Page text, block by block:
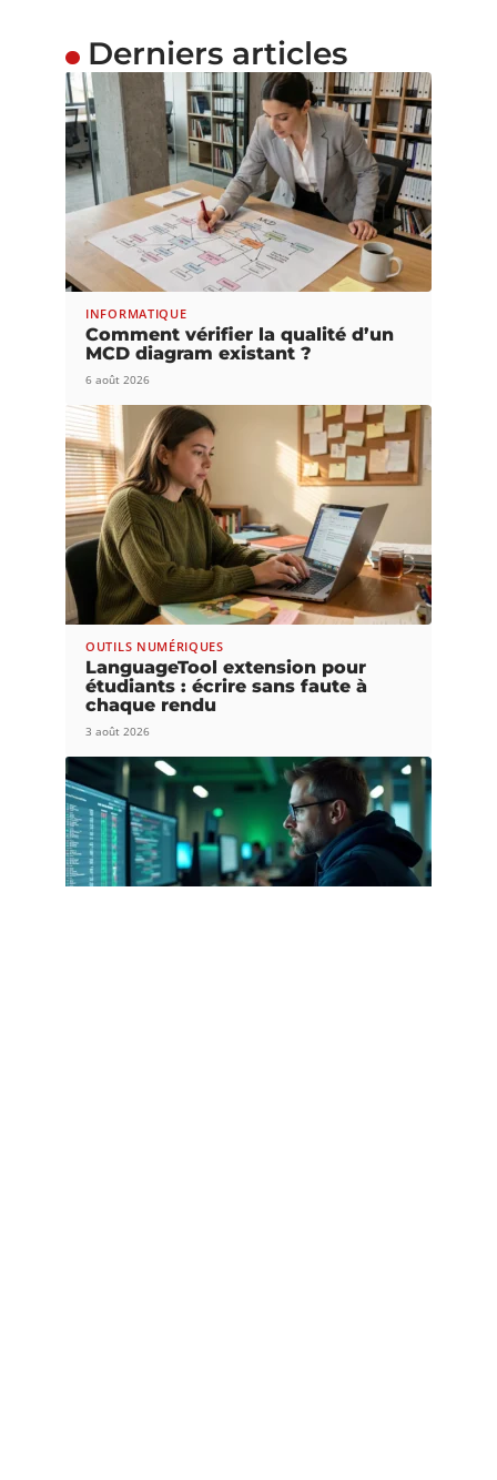
Derniers articles
INFORMATIQUE
Comment vérifier la qualité d’un
MCD diagram existant ?
6 août 2026
OUTILS NUMÉRIQUES
LanguageTool extension pour
étudiants : écrire sans faute à
chaque rendu
3 août 2026